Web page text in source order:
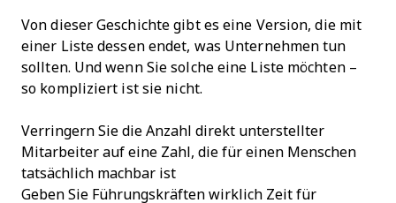
Von dieser Geschichte gibt es eine Version, die mit
einer Liste dessen endet, was Unternehmen tun
sollten. Und wenn Sie solche eine Liste möchten –
so kompliziert ist sie nicht.
Verringern Sie die Anzahl direkt unterstellter
Mitarbeiter auf eine Zahl, die für einen Menschen
tatsächlich machbar ist
Geben Sie Führungskräften wirklich Zeit für